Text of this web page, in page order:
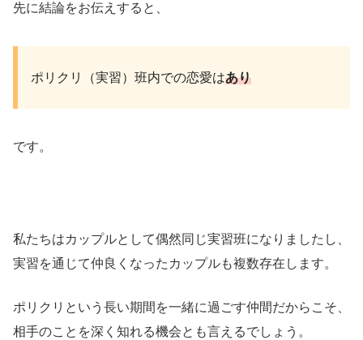
先に結論をお伝えすると、
ポリクリ（実習）班内での恋愛はあり
です。
私たちはカップルとして偶然同じ実習班になりましたし、
実習を通じて仲良くなったカップルも複数存在します。
ポリクリという長い期間を一緒に過ごす仲間だからこそ、
相手のことを深く知れる機会とも言えるでしょう。